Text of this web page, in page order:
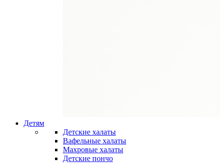
Детям
Детские халаты
Вафельные халаты
Махровые халаты
Детские пончо